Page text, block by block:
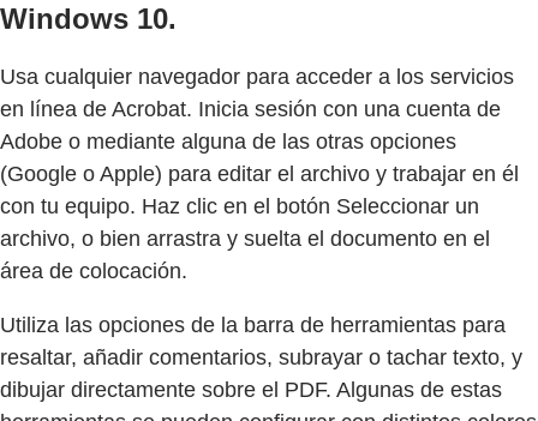
Windows 10.
Usa cualquier navegador para acceder a los servicios
en línea de Acrobat. Inicia sesión con una cuenta de
Adobe o mediante alguna de las otras opciones
(Google o Apple) para editar el archivo y trabajar en él
con tu equipo. Haz clic en el botón Seleccionar un
archivo, o bien arrastra y suelta el documento en el
área de colocación.
Utiliza las opciones de la barra de herramientas para
resaltar, añadir comentarios, subrayar o tachar texto, y
dibujar directamente sobre el PDF. Algunas de estas